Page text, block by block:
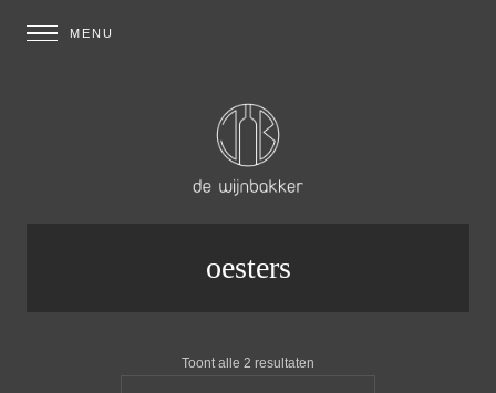
oesters
Toont alle 2 resultaten